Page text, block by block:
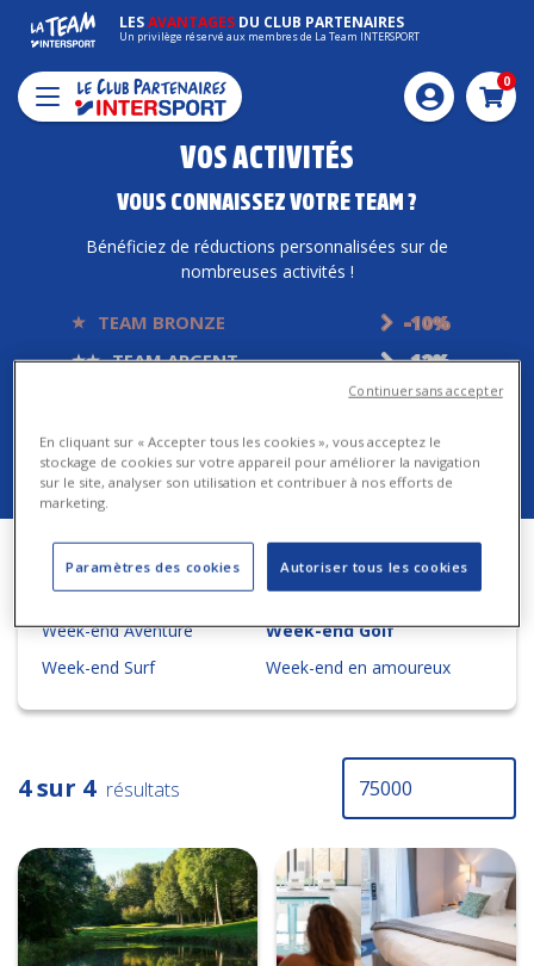
LESAVANTAGESDU CLUB PARTENAIRES
Un privilège réservé aux membres de La Team INTERSPORT
0
VOS ACTIVITÉS
VOUS CONNAISSEZ VOTRE TEAM ?
Bénéficiez de réductions personnalisées sur de
nombreuses activités !
TEAM BRONZE
-10%
TEAM ARGENT
-12%
-15%
Connectez-vous pour connaître votre statut
AQUATIQUE AÉRIEN COURS & ATELIERS FORME &
Week-end Aventure
Week-end Golf
Week-end Surf
Week-end en amoureux
4 sur 4 résultats
En cliquant sur « Accepter tous les cookies », vous acceptez le
stockage de cookies sur votre appareil pour améliorer la navigation
sur le site, analyser son utilisation et contribuer à nos efforts de
marketing.
Autoriser tous les cookies
Paramètres des cookies
Continuer sans accepter